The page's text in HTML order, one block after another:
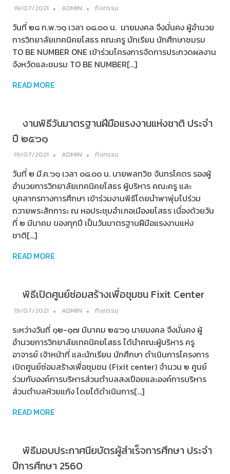
19/07/2021 ADMIN กิจกรรม
วันที่ ๒๘ ก.พ.๖๑ เวลา ๐๘.๐๐ น. นายมงคล จึงมั่นคง ผู้อำนวย
การวิทยาลัยเทคนิคยโสธร คณะครู นักเรียน นักศึกษาชมรม
TO BE NUMBER ONE เข้าร่วมโครงการจัดการประกวดผลงาน
จังหวัดและชมรม TO BE NUMBER[…]
READ MORE
งานพิธีวันมาตรฐานฝีมือแรงงานแห่งชาติ ประจำ
ปี ๒๕๖๑
19/07/2021 ADMIN กิจกรรม
วันที่ ๒ มี.ค.๖๑ เวลา ๐๘.๐๐ น. นายพลทวิช จันทรโคตร รองผู้
อำนวยการวิทยาลัยเทคนิคยโสธร ผู้บริหาร คณะครู และ
บุคลากรทางการศึกษา เข้าร่วมงานพิธีโดยนำพาพุ่มไปร่วม
ถวายพระสักการะ ณ หอประชุมอำเภอเมืองยโสธร เนื่องด้วยวัน
ที่ ๒ มีนาคม ของทุกปี เป็นวันมาตรฐานฝีมือแรงงานแห่ง
ชาติ[…]
READ MORE
พิธีเปิดศูนย์ซ่อมสร้างเพื่อชุมชน Fixit Center
19/07/2021 ADMIN กิจกรรม
ระหว่างวันที่ ๑๒-๑๗ มีนาคม ๒๕๖๑ นายมงคล จึงมั่นคง ผู้
อำนวยการวิทยาลัยเทคนิคยโสธร ได้นำคณะผู้บริหาร ครู
อาจารย์ เจ้าหน้าที่ และนักเรียน นักศึกษา ดำเนินการโครงการ
เปิดศูนย์ซ่อมสร้างเพื่อชุมชน (Fixit center) จำนวน ๒ ศูนย์
ร่วมกับองค์การบริหารส่วนตำบลสงเปือยและองค์การบริหาร
ส่วนตำบลห้วยแก้ง โดยได้ดำเนินการ[…]
READ MORE
พิธีมอบประกาศนียบัตรผู้สำเร็จการศึกษา ประจำ
ปีการศึกษา 2560